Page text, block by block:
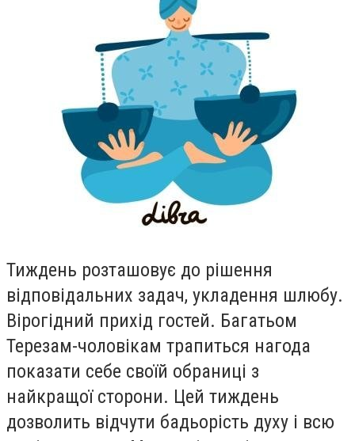
Тиждень розташовує до рiшення
вiдповiдальних задач, укладення шлюбу.
Вiрогiдний прихiд гостей. Багатьом
Терезам-чоловiкам трапиться нагода
показати себе своїй обраницi з
найкращої сторони. Цей тиждень
дозволить вiдчути бадьорiсть духу i всю